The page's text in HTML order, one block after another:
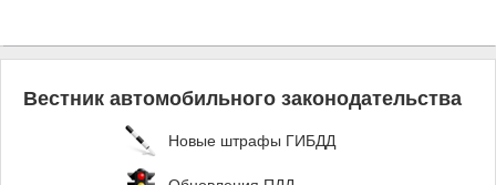
Вестник автомобильного законодательства
Новые штрафы ГИБДД